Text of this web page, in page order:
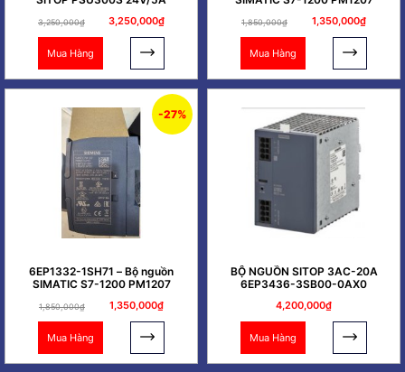
3,250,000₫ 3,250,000₫
Mua Hàng
1,850,000₫ 1,350,000₫
Mua Hàng
-27%
6EP1332-1SH71 – Bộ nguồn
SIMATIC S7-1200 PM1207
1,850,000₫ 1,350,000₫
Mua Hàng
BỘ NGUỒN SITOP 3AC-20A
6EP3436-3SB00-0AX0
4,200,000₫
Mua Hàng